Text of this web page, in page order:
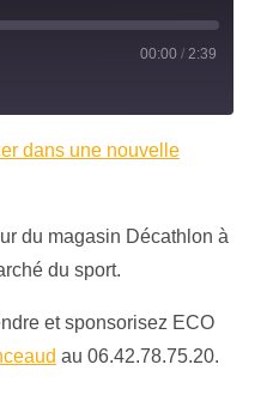
00:00 / 2:39
dans une nouvelle
du magasin Décathlon à
du sport.
et sponsorisez ECO
au 06.42.78.75.20.